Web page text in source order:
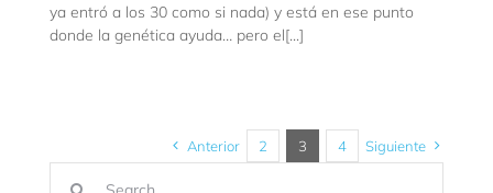
ya entró a los 30 como si nada) y está en ese punto
donde la genética ayuda… pero el[...]
Anterior 2 3 4 Siguiente